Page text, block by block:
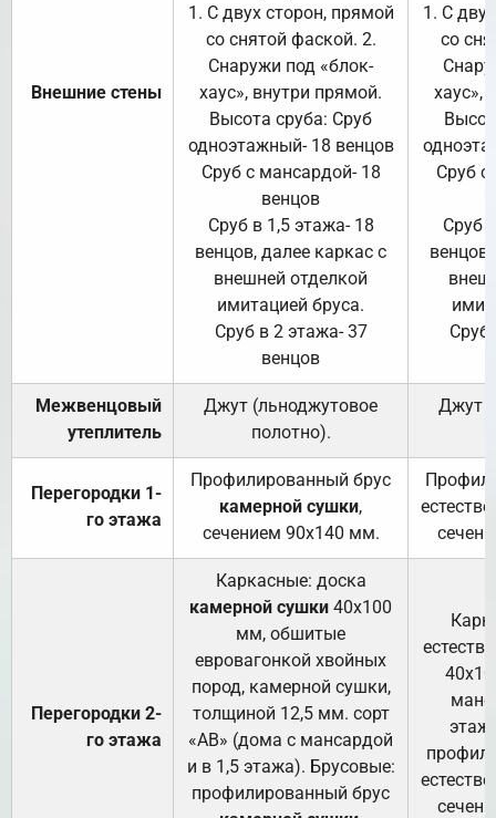
Внешние стены
1. С двух сторон, прямой
со снятой фаской. 2.
Снаружи под «блок-
хаус», внутри прямой.
Высота сруба: Сруб
одноэтажный- 18 венцов
Сруб с мансардой- 18
венцов
Сруб в 1,5 этажа- 18
венцов, далее каркас с
внешней отделкой
имитацией бруса.
Сруб в 2 этажа- 37
венцов
1. С
со
хаус»,
Сруб с
Сруб
Сруб
Межвенцовый
утеплитель
Джут (льноджутовое
полотно).
Джут
Перегородки 1-
го этажа
Профилированный брус
камерной сушки,
сечением 90х140 мм.
Перегородки 2-
го этажа
Каркасные: доска
камерной сушки 40х100
мм, обшитые
евровагонкой хвойных
пород, камерной сушки,
толщиной 12,5 мм. сорт
«АВ» (дома с мансардой
и в 1,5 этажа). Брусовые:
профилированный брус